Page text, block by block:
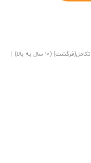
تکامل(فرگشت) (۱۰ سال به بالا)